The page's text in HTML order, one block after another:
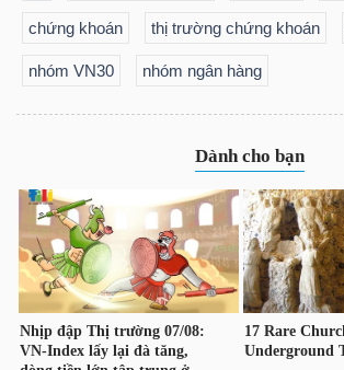
chứng khoán thị trường chứng khoán
nhóm VN30 nhóm ngân hàng